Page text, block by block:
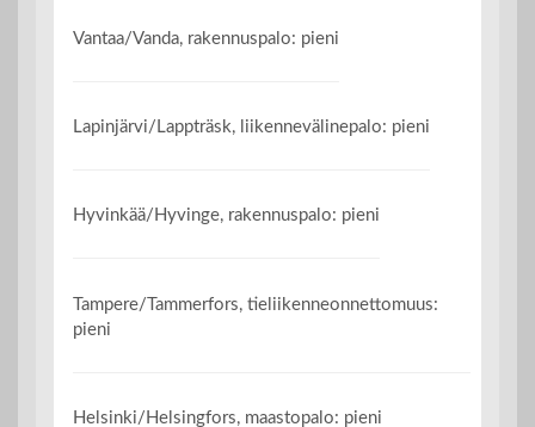
Vantaa/Vanda, rakennuspalo: pieni
Lapinjärvi/Lappträsk, liikennevälinepalo: pieni
Hyvinkää/Hyvinge, rakennuspalo: pieni
Tampere/Tammerfors, tieliikenneonnettomuus:
pieni
Helsinki/Helsingfors, maastopalo: pieni